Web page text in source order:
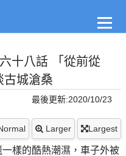
十八話 「從前從
古城滄桑
最後更新:2020/10/23
Larger Largest
樣的酷熱潮濕，車子外被